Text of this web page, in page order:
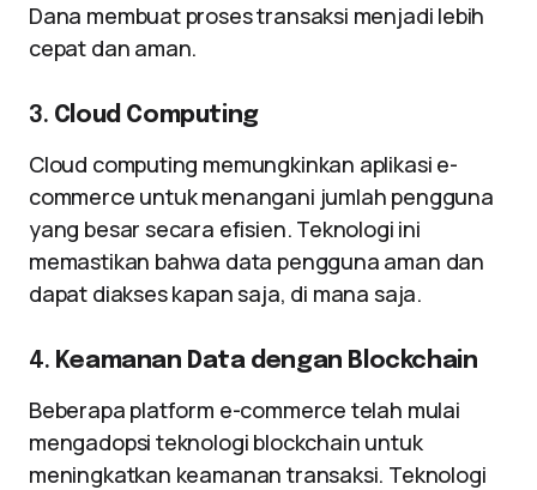
Dana membuat proses transaksi menjadi lebih
cepat dan aman.
3. Cloud Computing
Cloud computing memungkinkan aplikasi e-
commerce untuk menangani jumlah pengguna
yang besar secara efisien. Teknologi ini
memastikan bahwa data pengguna aman dan
dapat diakses kapan saja, di mana saja.
4. Keamanan Data dengan Blockchain
Beberapa platform e-commerce telah mulai
mengadopsi teknologi blockchain untuk
meningkatkan keamanan transaksi. Teknologi